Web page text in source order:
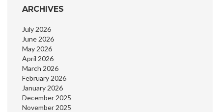
ARCHIVES
July 2026
June 2026
May 2026
April 2026
March 2026
February 2026
January 2026
December 2025
November 2025